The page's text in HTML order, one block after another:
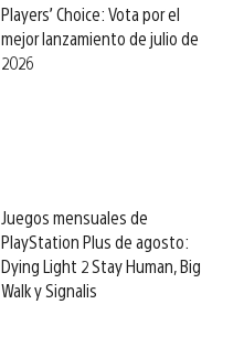
Players’ Choice: Vota por el
mejor lanzamiento de julio de
2026
Juegos mensuales de
PlayStation Plus de agosto:
Dying Light 2 Stay Human, Big
Walk y Signalis